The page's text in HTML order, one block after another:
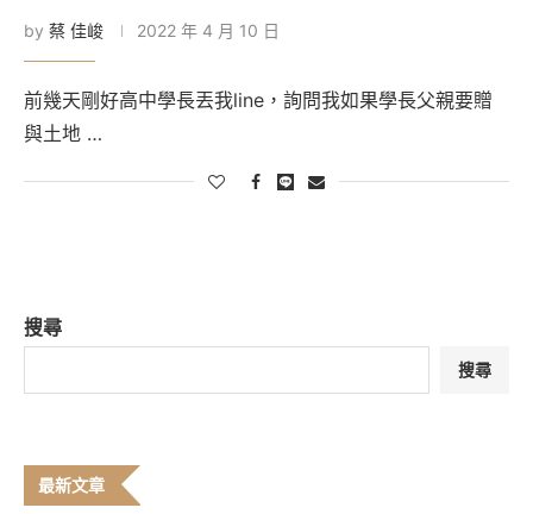
by 蔡 佳峻 2022 年 4 月 10 日
前幾天剛好高中學長丟我line，詢問我如果學長父親要贈
與土地 …
搜尋
搜尋
最新文章